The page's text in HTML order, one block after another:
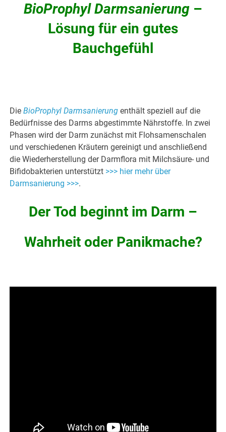
BioProphyl Darmsanierung –
Lösung für ein gutes
Bauchgefühl
DieBioProphyl Darmsanierung enthält speziell auf die
Bedürfnisse des Darms abgestimmte Nährstoffe. In zwei
Phasen wird der Darm zunächst mit Flohsamenschalen
und verschiedenen Kräutern gereinigt und anschließend
die Wiederherstellung der Darmflora mit Milchsäure- und
Bifidobakterien unterstützt >>> hier mehr über
Darmsanierung >>>.
Der Tod beginnt im Darm –
Wahrheit oder Panikmache?